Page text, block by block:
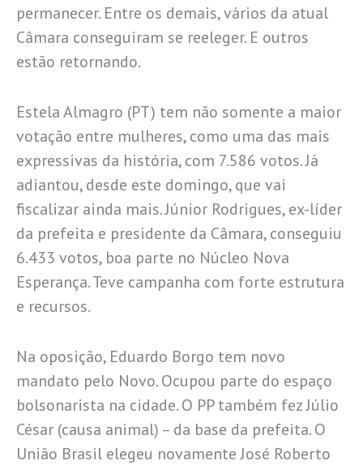
permanecer. Entre os demais, vários da atual
Câmara conseguiram se reeleger. E outros
estão retornando.
Estela Almagro (PT) tem não somente a maior
votação entre mulheres, como uma das mais
expressivas da história, com 7.586 votos. Já
adiantou, desde este domingo, que vai
fiscalizar ainda mais. Júnior Rodrigues, ex-líder
da prefeita e presidente da Câmara, conseguiu
6.433 votos, boa parte no Núcleo Nova
Esperança. Teve campanha com forte estrutura
e recursos.
Na oposição, Eduardo Borgo tem novo
mandato pelo Novo. Ocupou parte do espaço
bolsonarista na cidade. O PP também fez Júlio
César (causa animal) – da base da prefeita. O
União Brasil elegeu novamente José Roberto